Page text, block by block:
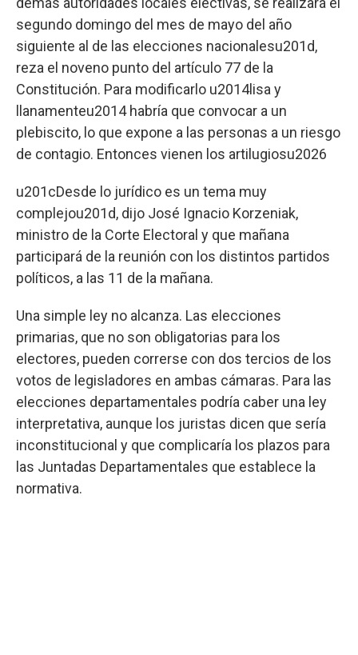
segundo domingo del mes de mayo del año
siguiente al de las elecciones nacionalesu201d,
reza el noveno punto del artículo 77 de la
Constitución. Para modificarlo u2014lisa y
llanamenteu2014 habría que convocar a un
plebiscito, lo que expone a las personas a un riesgo
de contagio. Entonces vienen los artilugiosu2026
u201cDesde lo jurídico es un tema muy
complejou201d, dijo José Ignacio Korzeniak,
ministro de la Corte Electoral y que mañana
participará de la reunión con los distintos partidos
políticos, a las 11 de la mañana.
Una simple ley no alcanza. Las elecciones
primarias, que no son obligatorias para los
electores, pueden correrse con dos tercios de los
votos de legisladores en ambas cámaras. Para las
elecciones departamentales podría caber una ley
interpretativa, aunque los juristas dicen que sería
inconstitucional y que complicaría los plazos para
las Juntadas Departamentales que establece la
normativa.